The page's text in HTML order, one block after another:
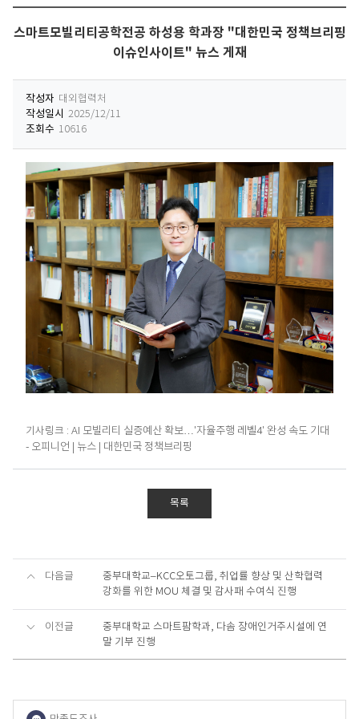
스마트모빌리티공학전공 하성용 학과장 "대한민국 정책브리핑
이슈인사이트" 뉴스 게재
작성자 대외협력처
작성일시 2025/12/11
조회수 10616
기사링크 : AI 모빌리티 실증예산 확보…'자율주행 레벨4' 완성 속도 기대
- 오피니언 | 뉴스 | 대한민국 정책브리핑
목록
다음글
중부대학교–KCC오토그룹, 취업률 향상 및 산학협력
강화를 위한 MOU 체결 및 감사패 수여식 진행
이전글
중부대학교 스마트팜학과, 다솜 장애인거주시설에 연
말 기부 진행